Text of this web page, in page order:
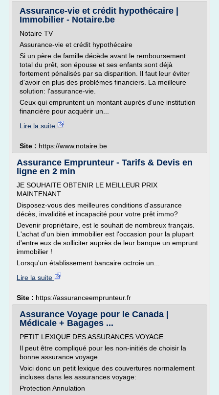
Assurance-vie et crédit hypothécaire |
Immobilier - Notaire.be
Notaire TV
Assurance-vie et crédit hypothécaire
Si un père de famille décède avant le remboursement
total du prêt, son épouse et ses enfants sont déjà
fortement pénalisés par sa disparition. Il faut leur éviter
d'avoir en plus des problèmes financiers. La meilleure
solution: l'assurance-vie.
Ceux qui empruntent un montant auprès d'une institution
financière pour acquérir un...
Lire la suite
Site : https://www.notaire.be
Assurance Emprunteur - Tarifs & Devis en
ligne en 2 min
JE SOUHAITE OBTENIR LE MEILLEUR PRIX
MAINTENANT
Disposez-vous des meilleures conditions d'assurance
décès, invalidité et incapacité pour votre prêt immo?
Devenir propriétaire, est le souhait de nombreux français.
L'achat d'un bien immobilier est l'occasion pour la plupart
d'entre eux de solliciter auprès de leur banque un emprunt
immobilier !
Lorsqu'un établissement bancaire octroie un...
Lire la suite
Site : https://assuranceemprunteur.fr
Assurance Voyage pour le Canada |
Médicale + Bagages ...
PETIT LEXIQUE DES ASSURANCES VOYAGE
Il peut être compliqué pour les non-initiés de choisir la
bonne assurance voyage.
Voici donc un petit lexique des couvertures normalement
incluses dans les assurances voyage:
Protection Annulation